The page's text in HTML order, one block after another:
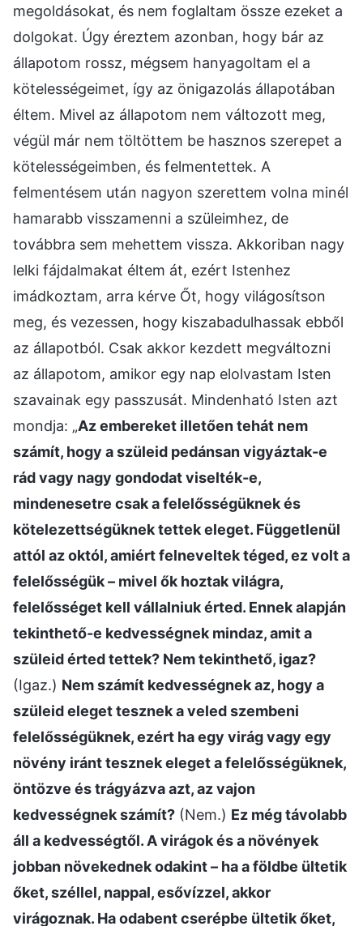
megoldásokat, és nem foglaltam össze ezeket a
dolgokat. Úgy éreztem azonban, hogy bár az
állapotom rossz, mégsem hanyagoltam el a
kötelességeimet, így az önigazolás állapotában
éltem. Mivel az állapotom nem változott meg,
végül már nem töltöttem be hasznos szerepet a
kötelességeimben, és felmentettek. A
felmentésem után nagyon szerettem volna minél
hamarabb visszamenni a szüleimhez, de
továbbra sem mehettem vissza. Akkoriban nagy
lelki fájdalmakat éltem át, ezért Istenhez
imádkoztam, arra kérve Őt, hogy világosítson
meg, és vezessen, hogy kiszabadulhassak ebből
az állapotból. Csak akkor kezdett megváltozni
az állapotom, amikor egy nap elolvastam Isten
szavainak egy passzusát. Mindenható Isten azt
mondja: „Az embereket illetően tehát nem
számít, hogy a szüleid pedánsan vigyáztak-e
rád vagy nagy gondodat viselték-e,
mindenesetre csak a felelősségüknek és
kötelezettségüknek tettek eleget. Függetlenül
attól az októl, amiért felneveltek téged, ez volt a
felelősségük – mivel ők hoztak világra,
felelősséget kell vállalniuk érted. Ennek alapján
tekinthető-e kedvességnek mindaz, amit a
szüleid érted tettek? Nem tekinthető, igaz?
(Igaz.) Nem számít kedvességnek az, hogy a
szüleid eleget tesznek a veled szembeni
felelősségüknek, ezért ha egy virág vagy egy
növény iránt tesznek eleget a felelősségüknek,
öntözve és trágyázva azt, az vajon
kedvességnek számít? (Nem.) Ez még távolabb
áll a kedvességtől. A virágok és a növények
jobban növekednek odakint – ha a földbe ültetik
őket, széllel, nappal, esővízzel, akkor
virágoznak. Ha odabent cserépbe ültetik őket,